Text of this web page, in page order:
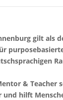
gilt als
& Teacher
und hilft